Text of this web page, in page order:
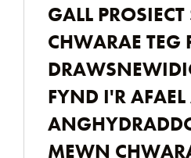
GALL
CHWARAE TEG
FYND I'R
MEWN